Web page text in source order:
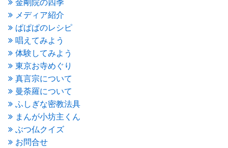
2016年1月(3)
2015年12月(6)
2015年11月 (4)
2015年10月
(4)
2015年9月(3)
2015年8月(4)
2015年7月(4)
2015年6月(3)
2015年5月(1)
2015年4月(1)
2015年3月 (3)
2015年2月(3)
2015年1月(1)
2014年12月
金剛院の四季
メディア紹介
ぱぱぱのレシピ
唱えてみよう
体験してみよう
東京お寺めぐり
真言宗について
曼荼羅について
ふしぎな密教法具
まんが小坊主くん
ぶつ仏クイズ
お問合せ